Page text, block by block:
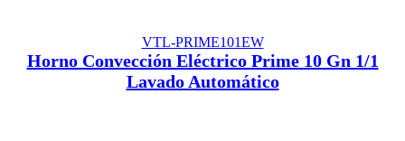
VTL-PRIME101EW
Horno Convección Eléctrico Prime 10 Gn 1/1
Lavado Automático